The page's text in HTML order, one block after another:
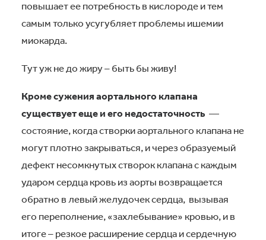
повышает ее потребность в кислороде и тем
самым только усугубляет проблемы ишемии
миокарда.
Тут уж не до жиру – быть бы живу!
Кроме сужения аортального клапана
существует еще и его недостаточность —
состояние, когда створки аортального клапана не
могут плотно закрываться, и через образуемый
дефект несомкнутых створок клапана с каждым
ударом сердца кровь из аорты возвращается
обратно в левый желудочек сердца, вызывая
его переполнение, «захлебывание» кровью, и в
итоге – резкое расширение сердца и сердечную